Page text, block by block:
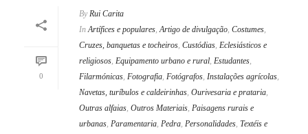
0
By Rui Carita
In Artífices e populares,Artigo de divulgação, Costumes,
Cruzes, banquetas e tocheiros, Custódias, Eclesiásticos e
religiosos, Equipamento urbano e rural, Estudantes,
Filarmónicas, Fotografia, Fotógrafos, Instalações agrícolas,
Navetas, turíbulos e caldeirinhas, Ourivesaria e prataria,
Outras alfaias, Outros Materiais, Paisagens rurais e
urbanas, Paramentaria, Pedra, Personalidades, Textéis e